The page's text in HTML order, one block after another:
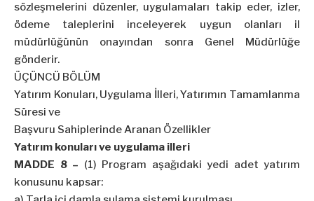
sözleşmelerini düzenler, uygulamaları takip eder, izler,
ödeme taleplerini inceleyerek uygun olanları il
müdürlüğünün onayından sonra Genel Müdürlüğe
gönderir.
ÜÇÜNCÜ BÖLÜM
Yatırım Konuları, Uygulama İlleri, Yatırımın Tamamlanma
Süresi ve
Başvuru Sahiplerinde Aranan Özellikler
Yatırım konuları ve uygulama illeri
MADDE 8 – (1) Program aşağıdaki yedi adet yatırım
konusunu kapsar: